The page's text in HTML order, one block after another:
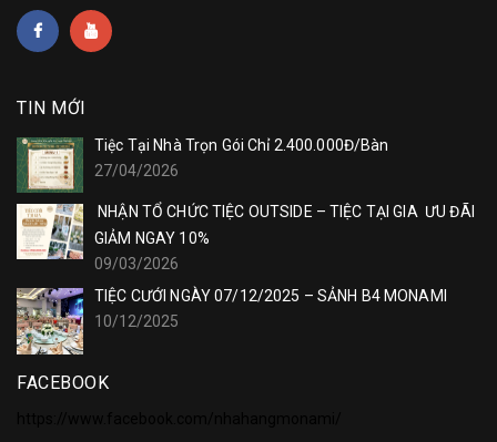
TIN MỚI
Tiệc Tại Nhà Trọn Gói Chỉ 2.400.000Đ/Bàn
27/04/2026
NHẬN TỔ CHỨC TIỆC OUTSIDE – TIỆC TẠI GIA ƯU ĐÃI
GIẢM NGAY 10%
09/03/2026
TIỆC CƯỚI NGÀY 07/12/2025 – SẢNH B4 MONAMI
10/12/2025
FACEBOOK